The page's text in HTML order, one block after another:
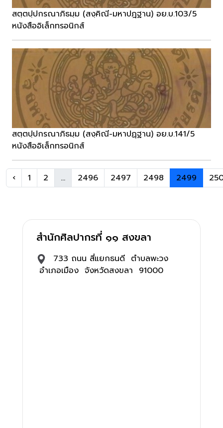
สตฺตปฺปกรณาภิธมฺม (สงฺคิณี-มหาปฎฐาน) อย.บ.103/5
หนังสืออิเล็กทรอนิกส์
สตฺตปฺปกรณาภิธมฺม (สงฺคิณี-มหาปฏฺฐาน) อย.บ.141/5
หนังสืออิเล็กทรอนิกส์
‹ 1 2 ... 2496 2497 2498 2499
สำนักศิลปากรที่ ๑๑ สงขลา
733 ถนน สี่แยกธนดี ตำบลพะวง
อำเภอเมือง จังหวัดสงขลา 91000